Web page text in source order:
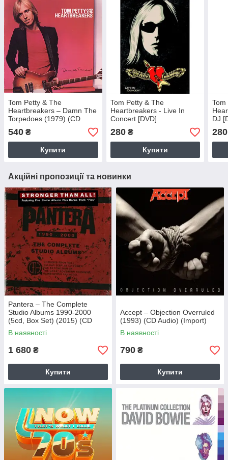
Tom Petty & The
Heartbreakers – Damn The
Torpedoes (1979) (CD
Audio) (Import)
540 ₴
Купити
Tom Petty & The
Heartbreakers - Live In
Concert [DVD]
280₴
Купити
Tom
DJ
280
Акційні пропозиції та новинки
Pantera – The Complete
Studio Albums 1990-2000
(5cd, Box Set) (2015) (CD
Audio) (Import)
В наявності
1 680 ₴
Купити
Accept – Objection Overruled
(1993) (CD Audio) (Import)
В наявності
790 ₴
Купити